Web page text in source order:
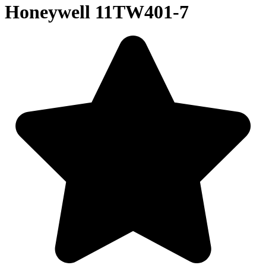
Honeywell 11TW401-7